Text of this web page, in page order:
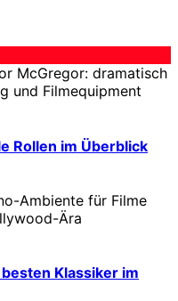
Rollen im Überblick
Klassiker im